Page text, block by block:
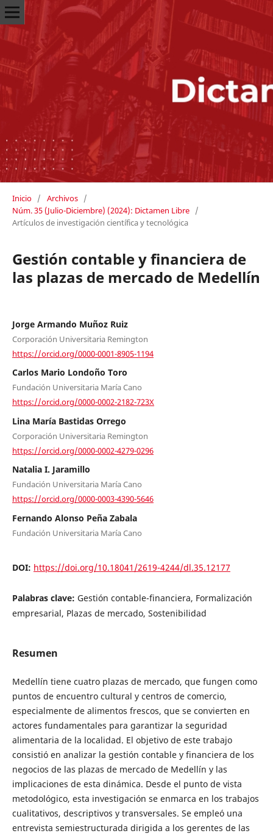
Inicio / Archivos /
Núm. 35 (Julio-Diciembre) (2024): Dictamen Libre /
Artículos de investigación científica y tecnológica
Gestión contable y financiera de
las plazas de mercado de Medellín
Jorge Armando Muñoz Ruiz
Corporación Universitaria Remington
https://orcid.org/0000-0001-8905-1194
Carlos Mario Londoño Toro
Fundación Universitaria María Cano
https://orcid.org/0000-0002-2182-723X
Lina María Bastidas Orrego
Corporación Universitaria Remington
https://orcid.org/0000-0002-4279-0296
Natalia I. Jaramillo
Fundación Universitaria María Cano
https://orcid.org/0000-0003-4390-5646
Fernando Alonso Peña Zabala
Fundación Universitaria María Cano
DOI: https://doi.org/10.18041/2619-4244/dl.35.12177
Palabras clave: Gestión contable-financiera, Formalización
empresarial, Plazas de mercado, Sostenibilidad
Resumen
Medellín tiene cuatro plazas de mercado, que fungen como
puntos de encuentro cultural y centros de comercio,
especialmente de alimentos frescos, que se convierten en
actores fundamentales para garantizar la seguridad
alimentaria de la localidad. El objetivo de este trabajo
consistió en analizar la gestión contable y financiera de los
negocios de las plazas de mercado de Medellín y las
implicaciones de esta dinámica. Desde el punto de vista
metodológico, esta investigación se enmarca en los trabajos
cualitativos, descriptivos y transversales. Se empleó una
entrevista semiestructurada dirigida a los gerentes de las